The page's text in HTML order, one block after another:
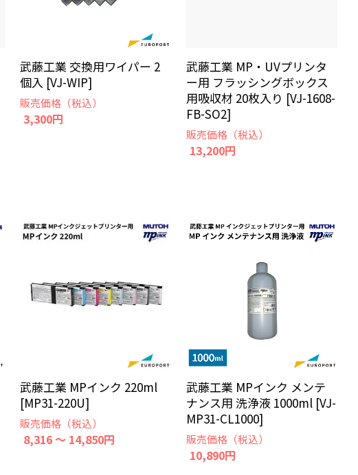
武藤工業 交換用ワイパー 2
個入 [VJ-WIP]
販売価格（税込）
3,300円
武藤工業 MP・UVプリンタ
ー用 フラッシングボックス
用吸収材 20枚入り [VJ-1608-
FB-SO2]
販売価格（税込）
13,200円
武藤工業 MPインク 220ml
[MP31-220U]
販売価格（税込）
8,316 ～ 14,850円
武藤工業 MPインク メンテ
ナンス用 洗浄液 1000ml [VJ-
MP31-CL1000]
販売価格（税込）
10,890円